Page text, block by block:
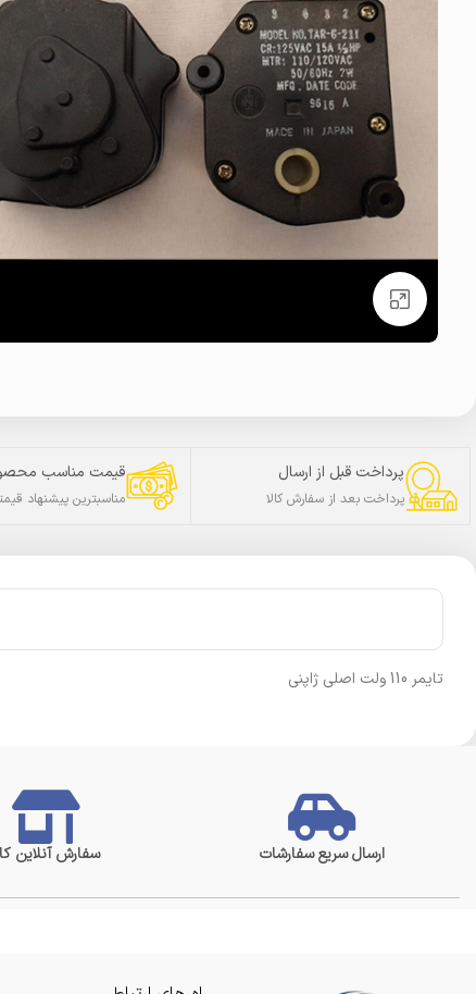
پرداخت قبل از ارسال
پرداخت بعد از سفارش کالا
قیمت مناسب
مناسبترین پیشنهاد
تایمر 110 ولت اصلی ژاپنی
ارسال سریع سفارشات سفارش آنلاین